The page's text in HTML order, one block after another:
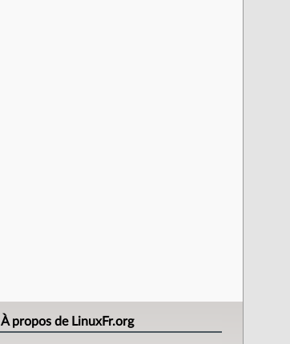
À propos de LinuxFr.org